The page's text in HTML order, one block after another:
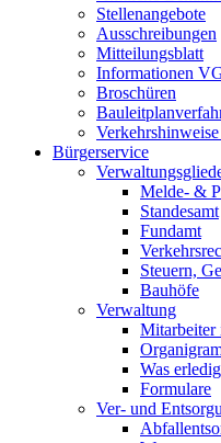
Stellenangebote
Ausschreibungen
Mitteilungsblatt
Informationen
Broschüren
Bürgerservice
Melde- &
Standesamt
Fundamt
Steuern,
Bauhöfe
Verwaltung
Mitarbeiter
Was
Formulare
Ver- und